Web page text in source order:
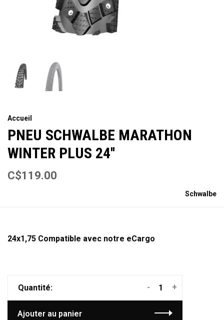
Accueil
PNEU SCHWALBE MARATHON
WINTER PLUS 24''
C$119.00
Schwalbe
24x1,75 Compatible avec notre eCargo
Quantité: +
-
Ajouter au panier